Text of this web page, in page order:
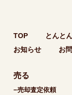
TOP とんと
お知らせ
お
売る
−売却査定依頼